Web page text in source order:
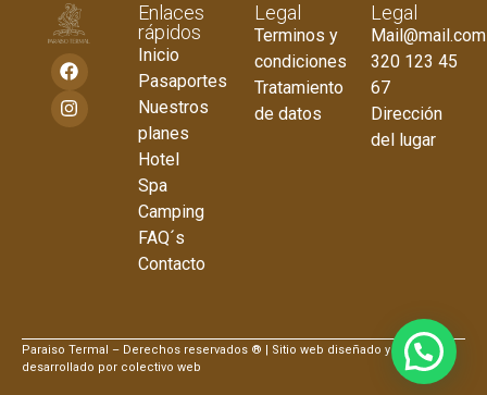
Enlaces
rápidos
Inicio
Pasaportes
Nuestros
planes
Hotel
Spa
Camping
FAQ´s
Contacto
Legal
Terminos y
condiciones
Tratamiento
de datos
Legal
Mail@mail.com
320 123 45
67
Dirección
del lugar
Paraiso Termal – Derechos reservados ® | Sitio web diseñado y
desarrollado por colectivo web